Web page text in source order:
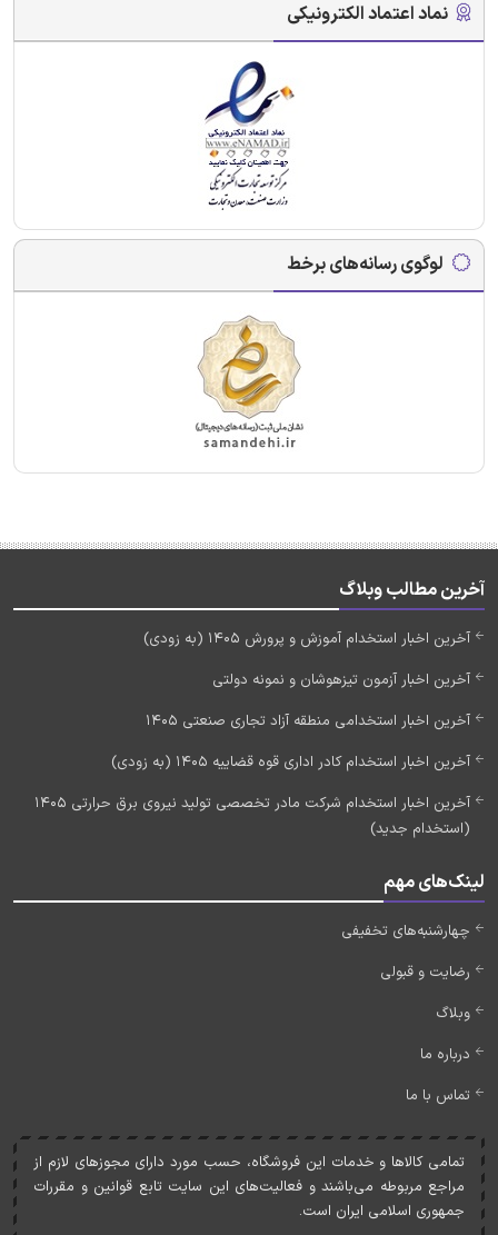
نماد اعتماد الکترونیکی
لوگوی رسانه‌های برخط
آخرین مطالب وبلاگ
آخرین اخبار استخدام آموزش و پرورش 1405 (به زودی)
آخرین اخبار آزمون تیزهوشان و نمونه دولتی
آخرین اخبار استخدامی منطقه آزاد تجاری صنعتی 1405
آخرین اخبار استخدام کادر اداری قوه قضاییه 1405 (به زودی)
آخرین اخبار استخدام شرکت مادر تخصصی تولید نیروی برق حرارتی 1405
(استخدام جدید)
لینک‌های مهم
چهارشنبه‌های تخفیفی
رضایت و قبولی
وبلاگ
درباره ما
تماس با ما
تمامی کالاها و خدمات اين فروشگاه، حسب مورد دارای مجوزهای لازم از
مراجع مربوطه می‌باشند و فعاليت‌های اين سايت تابع قوانين و مقررات
جمهوری اسلامی ايران است.